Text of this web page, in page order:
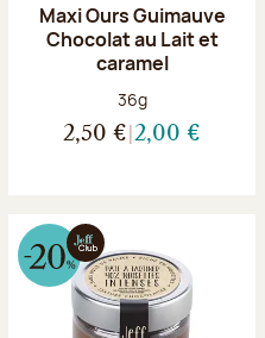
Maxi Ours Guimauve
Chocolat au Lait et
caramel
Poids net :
36g
2,50 € 2,00 €